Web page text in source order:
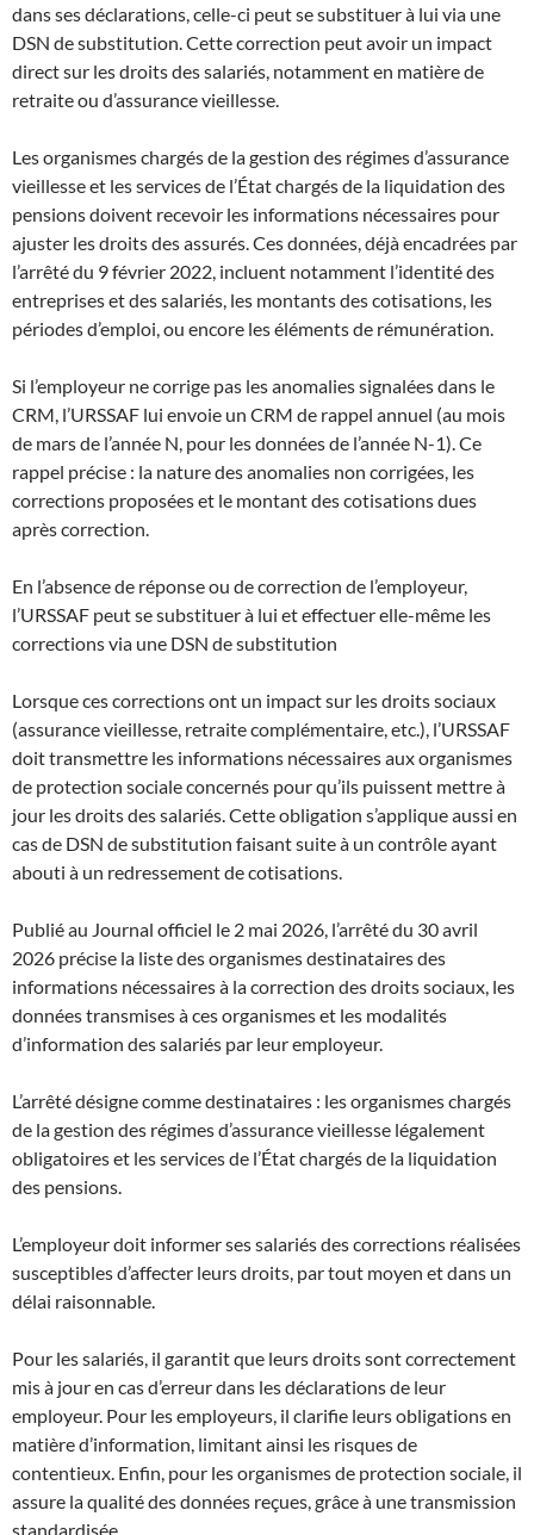
dans ses déclarations, celle-ci peut se substituer à lui via une
DSN de substitution. Cette correction peut avoir un impact
direct sur les droits des salariés, notamment en matière de
retraite ou d’assurance vieillesse.
Les organismes chargés de la gestion des régimes d’assurance
vieillesse et les services de l’État chargés de la liquidation des
pensions doivent recevoir les informations nécessaires pour
ajuster les droits des assurés. Ces données, déjà encadrées par
l’arrêté du 9 février 2022, incluent notamment l’identité des
entreprises et des salariés, les montants des cotisations, les
périodes d’emploi, ou encore les éléments de rémunération.
Si l’employeur ne corrige pas les anomalies signalées dans le
CRM, l’URSSAF lui envoie un CRM de rappel annuel (au mois
de mars de l’année N, pour les données de l’année N-1). Ce
rappel précise : la nature des anomalies non corrigées, les
corrections proposées et le montant des cotisations dues
après correction.
En l’absence de réponse ou de correction de l’employeur,
l’URSSAF peut se substituer à lui et effectuer elle-même les
corrections via une DSN de substitution
Lorsque ces corrections ont un impact sur les droits sociaux
(assurance vieillesse, retraite complémentaire, etc.), l’URSSAF
doit transmettre les informations nécessaires aux organismes
de protection sociale concernés pour qu’ils puissent mettre à
jour les droits des salariés. Cette obligation s’applique aussi en
cas de DSN de substitution faisant suite à un contrôle ayant
abouti à un redressement de cotisations.
Publié au Journal officiel le 2 mai 2026, l’arrêté du 30 avril
2026 précise la liste des organismes destinataires des
informations nécessaires à la correction des droits sociaux, les
données transmises à ces organismes et les modalités
d’information des salariés par leur employeur.
L’arrêté désigne comme destinataires : les organismes chargés
de la gestion des régimes d’assurance vieillesse légalement
obligatoires et les services de l’État chargés de la liquidation
des pensions.
L’employeur doit informer ses salariés des corrections réalisées
susceptibles d’affecter leurs droits, par tout moyen et dans un
délai raisonnable.
Pour les salariés, il garantit que leurs droits sont correctement
mis à jour en cas d’erreur dans les déclarations de leur
employeur. Pour les employeurs, il clarifie leurs obligations en
matière d’information, limitant ainsi les risques de
contentieux. Enfin, pour les organismes de protection sociale, il
assure la qualité des données reçues, grâce à une transmission
standardisée.